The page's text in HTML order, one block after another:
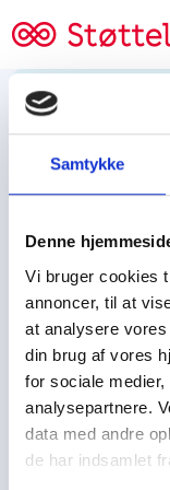
Samtykke
Denne
Vi bruger cookies
annoncer, til at
at analysere
din brug af vores
for sociale
analysepartnere.
data med andre
de har indsamlet